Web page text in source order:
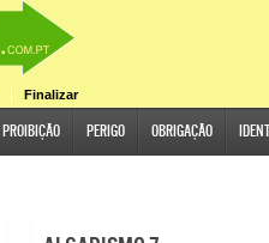
Finalizar
Proibição Perigo Obrigação